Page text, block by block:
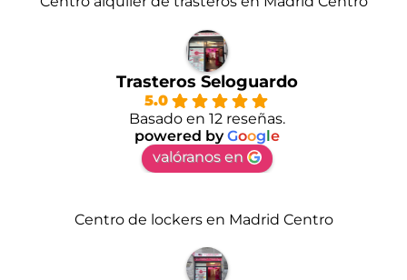
Trasteros Seloguardo
5.0
Basado en 12 reseñas.
powered byGoogle
valóranos en
Centro de lockers en Madrid Centro